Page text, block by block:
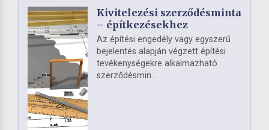
Kivitelezési szerződésminta
– építkezésekhez
Az építési engedély vagy egyszerű
bejelentés alapján végzett építési
tevékenységekre alkalmazható
szerződésmin...